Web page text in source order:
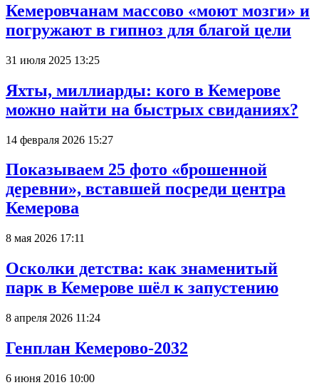
Кемеровчанам массово «моют мозги» и
погружают в гипноз для благой цели
31 июля 2025 13:25
Яхты, миллиарды: кого в Кемерове
можно найти на быстрых свиданиях?
14 февраля 2026 15:27
Показываем 25 фото «брошенной
деревни», вставшей посреди центра
Кемерова
8 мая 2026 17:11
Осколки детства: как знаменитый
парк в Кемерове шёл к запустению
8 апреля 2026 11:24
Генплан Кемерово-2032
6 июня 2016 10:00